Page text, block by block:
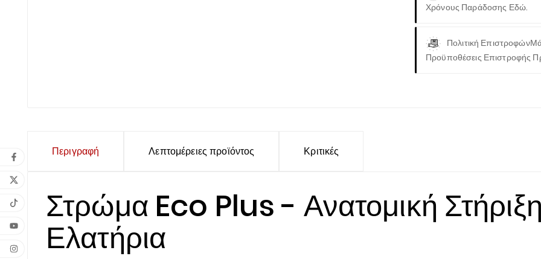
Χρόνους Παράδοσης Εδώ.
Πολιτική Επιστροφών
Προϋποθέσεις Επιστροφής
Περιγραφή Λεπτομέρειες προϊόντος Κριτικές
Στρώμα Eco Plus - Ανατομική
Ελατήρια